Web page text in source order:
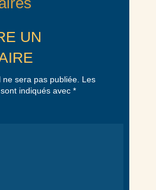
UN
sera pas publiée. Les
indiqués avec *